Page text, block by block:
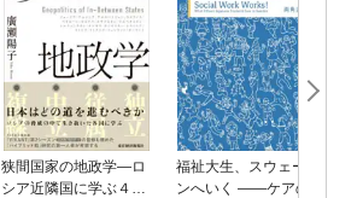
狭間国家の地政学―ロ
シア近隣国に学ぶ４つ
福祉大生、スウェーデ
ンへいく ――ケアのそ